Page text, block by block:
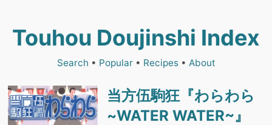
Touhou Doujinshi Index
Search • Popular• Recipes• About
当方伍駒狂『わらわら
~WATER WATER~』